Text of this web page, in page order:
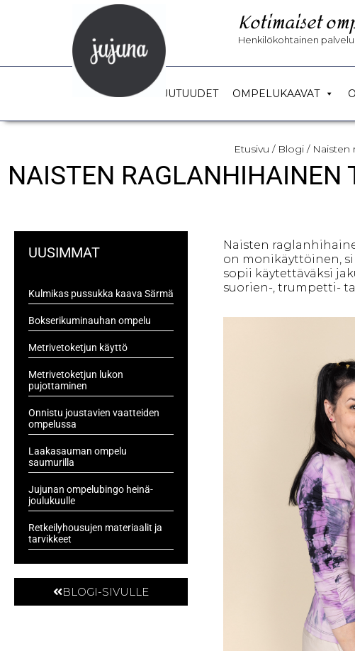
Kotimaiset
Henkilökohtainen
UUTUUDET OMPELUKAAVAT
Etusivu / Blogi / Naisten
NAISTEN RAGLANHIHAINEN
UUSIMMAT
Kulmikas pussukka kaava Särmä
Bokserikuminauhan ompelu
Metrivetoketjun käyttö
Metrivetoketjun lukon
pujottaminen
Onnistu joustavien vaatteiden
ompelussa
Laakasauman ompelu
saumurilla
Jujunan ompelubingo heinä-
joulukuulle
Retkeilyhousujen materiaalit ja
tarvikkeet
BLOGI-SIVULLE
Naisten
on monikäyttöinen,
sopii käytettäväksi
suorien-, trumpetti-